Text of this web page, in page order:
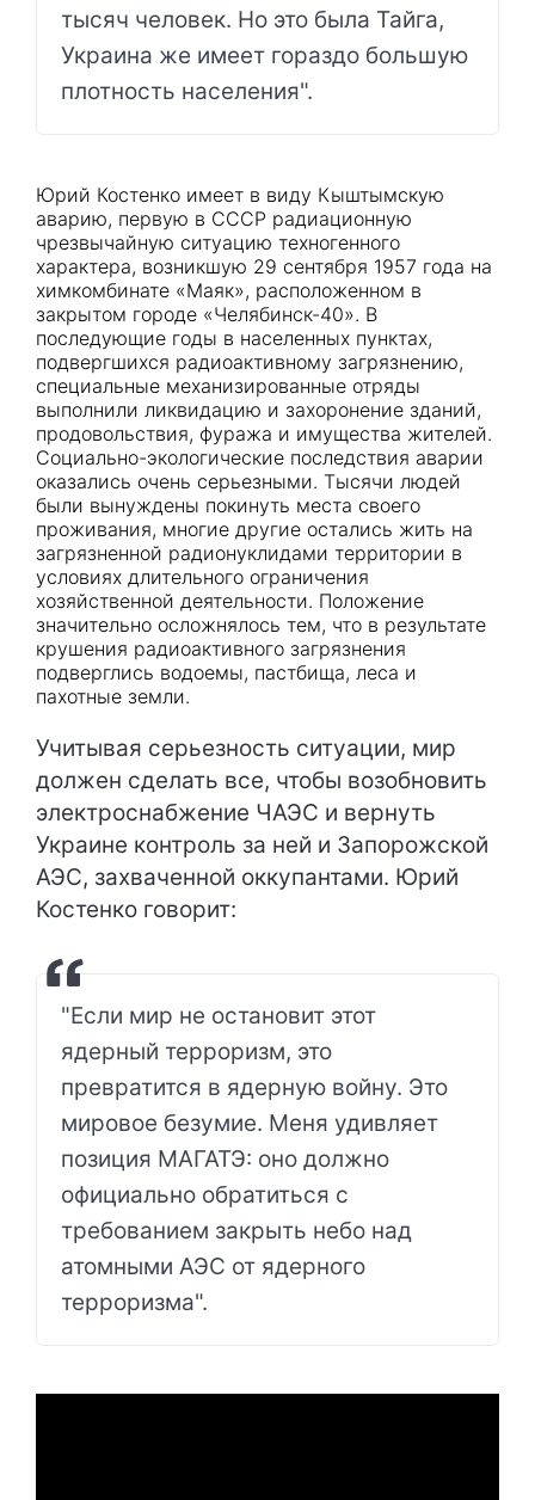
тысяч человек. Но это была Тайга,
Украина же имеет гораздо большую
плотность населения".
Юрий Костенко имеет в виду Кыштымскую
аварию, первую в СССР радиационную
чрезвычайную ситуацию техногенного
характера, возникшую 29 сентября 1957 года на
химкомбинате «Маяк», расположенном в
закрытом городе «Челябинск-40». В
последующие годы в населенных пунктах,
подвергшихся радиоактивному загрязнению,
специальные механизированные отряды
выполнили ликвидацию и захоронение зданий,
продовольствия, фуража и имущества жителей.
Социально-экологические последствия аварии
оказались очень серьезными. Тысячи людей
были вынуждены покинуть места своего
проживания, многие другие остались жить на
загрязненной радионуклидами территории в
условиях длительного ограничения
хозяйственной деятельности. Положение
значительно осложнялось тем, что в результате
крушения радиоактивного загрязнения
подверглись водоемы, пастбища, леса и
пахотные земли.
Учитывая серьезность ситуации, мир
должен сделать все, чтобы возобновить
электроснабжение ЧАЭС и вернуть
Украине контроль за ней и Запорожской
АЭС, захваченной оккупантами. Юрий
Костенко говорит:
"Если мир не остановит этот
ядерный терроризм, это
превратится в ядерную войну. Это
мировое безумие. Меня удивляет
позиция МАГАТЭ: оно должно
официально обратиться с
требованием закрыть небо над
атомными АЭС от ядерного
терроризма".